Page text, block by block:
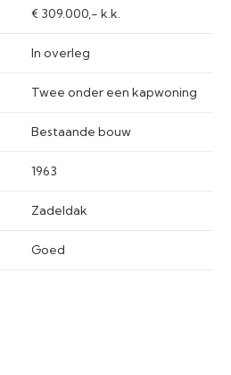
€ 309.000,- k.k.
In overleg
Twee onder een kapwoning
Bestaande bouw
1963
Zadeldak
Goed